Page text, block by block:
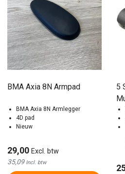
BMA Axia 8N Armpad
BMA Axia 8N Armlegger
4D pad
Nieuw
29,00 Excl. btw
35,09 Incl. btw
5